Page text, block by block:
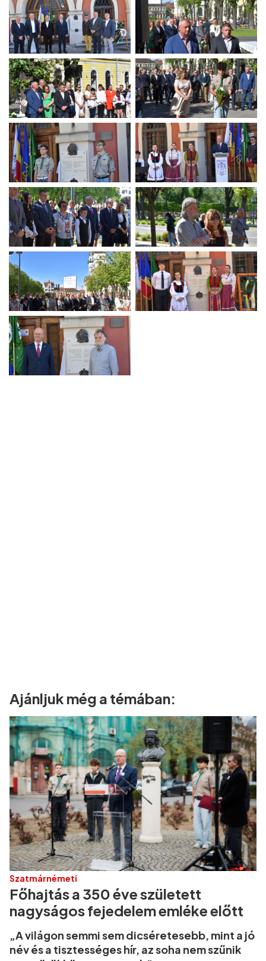
Ajánljuk még a témában:
Szatmárnémeti
Főhajtás a 350 éve született
nagyságos fejedelem emléke előtt
„A világon semmi sem dicséretesebb, mint a jó
név és a tisztességes hír, az soha nem szűnik